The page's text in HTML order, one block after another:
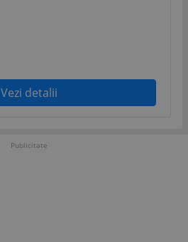
Vezi detalii
Publicitate